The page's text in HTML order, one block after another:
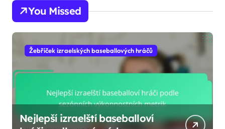
You Missed
Žebříček izraelských baseballových hráčů
Nejlepší izraelští baseballoví